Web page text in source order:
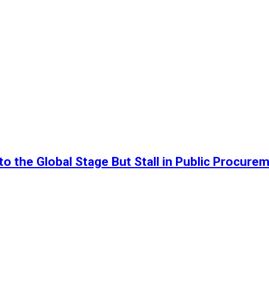
the Global Stage But Stall in Public